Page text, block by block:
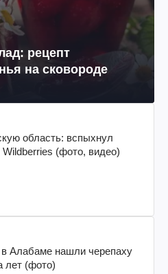
рецепт
на сковороде
область: вспыхнул
(фото, видео)
Алабаме нашли черепаху
лет (фото)